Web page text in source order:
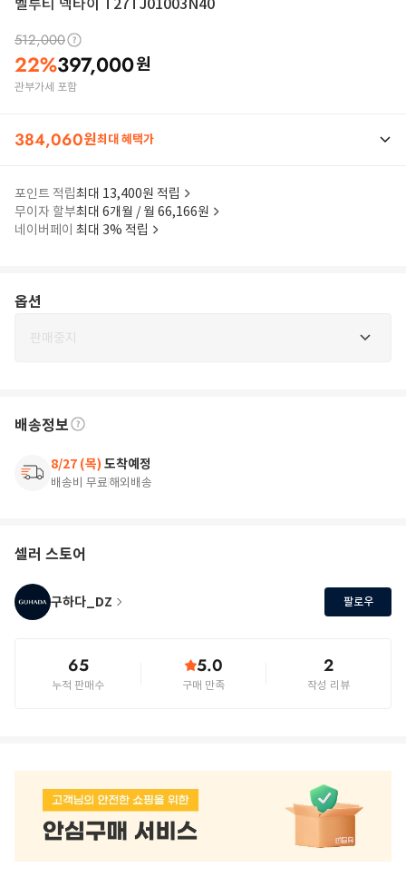
512,000
22%397,000원
관부가세 포함
384,060원최대 혜택가
포인트 적립최대 13,400원 적립
무이자 할부최대 6개월 / 월 66,166원
네이버페이 최대 3% 적립
옵션
판매중지
배송정보
8/27 (목) 도착예정
배송비 무료해외배송
셀러 스토어
구하다_DZ 팔로우
65
누적 판매수
5.0
구매 만족
2
작성 리뷰